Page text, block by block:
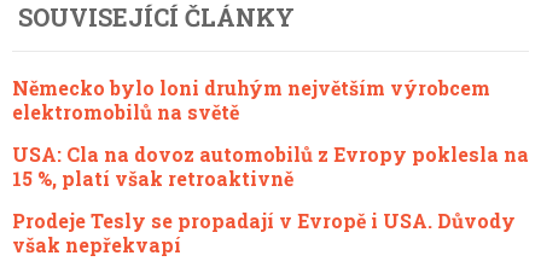
SOUVISEJÍCÍ ČLÁNKY
Německo bylo loni druhým největším výrobcem
elektromobilů na světě
USA: Cla na dovoz automobilů z Evropy poklesla na
15 %, platí však retroaktivně
Prodeje Tesly se propadají v Evropě i USA. Důvody
však nepřekvapí